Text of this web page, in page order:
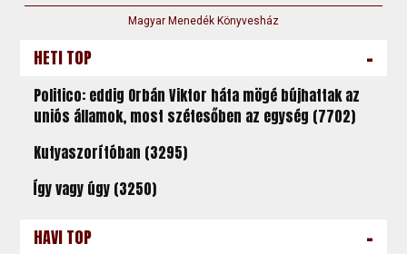
Magyar Menedék Könyvesház
HETI TOP -
Politico: eddig Orbán Viktor háta mögé bújhattak az
uniós államok, most szétesőben az egység (7702)
Kutyaszorítóban (3295)
Így vagy úgy (3250)
HAVI TOP -